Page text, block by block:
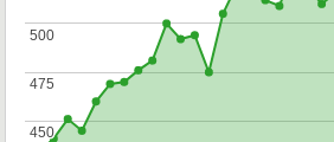
450
450
475
475
500
500